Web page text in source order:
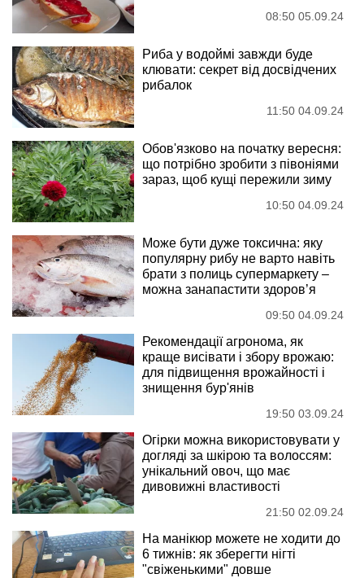
08:50 05.09.24
Риба у водоймі завжди буде
клювати: секрет від досвідчених
рибалок
11:50 04.09.24
Обов'язково на початку вересня:
що потрібно зробити з півоніями
зараз, щоб кущі пережили зиму
10:50 04.09.24
Може бути дуже токсична: яку
популярну рибу не варто навіть
брати з полиць супермаркету –
можна занапастити здоров’я
09:50 04.09.24
Рекомендації агронома, як
краще висівати і збору врожаю:
для підвищення врожайності і
знищення бур'янів
19:50 03.09.24
Огірки можна використовувати у
догляді за шкірою та волоссям:
унікальний овоч, що має
дивовижні властивості
21:50 02.09.24
На манікюр можете не ходити до
6 тижнів: як зберегти нігті
"свіженькими" довше